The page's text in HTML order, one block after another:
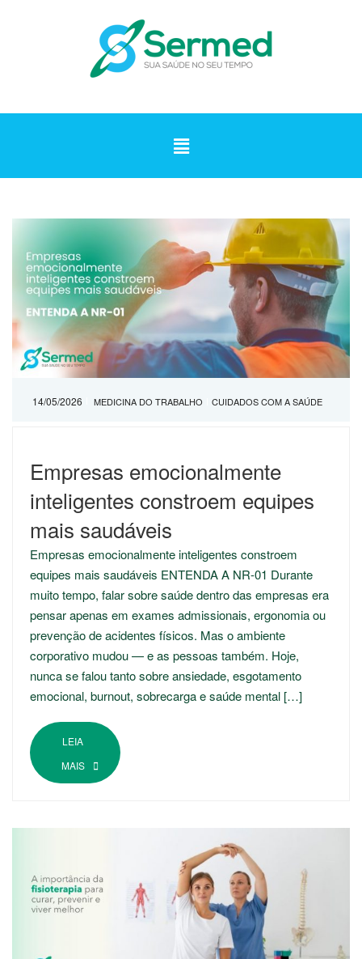
14/05/2026 MEDICINA DO TRABALHO CUIDADOS COM A SAÚDE
Empresas emocionalmente
inteligentes constroem equipes
mais saudáveis
Empresas emocionalmente inteligentes constroem
equipes mais saudáveis ENTENDA A NR-01 Durante
muito tempo, falar sobre saúde dentro das empresas era
pensar apenas em exames admissionais, ergonomia ou
prevenção de acidentes físicos. Mas o ambiente
corporativo mudou — e as pessoas também. Hoje,
nunca se falou tanto sobre ansiedade, esgotamento
emocional, burnout, sobrecarga e saúde mental […]
LEIA
MAIS